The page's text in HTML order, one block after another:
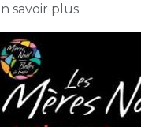
savoir plussur Mères